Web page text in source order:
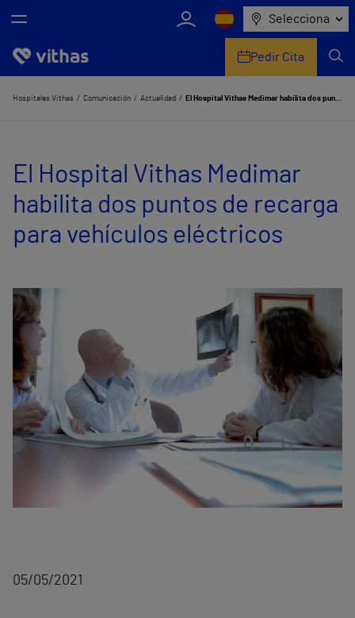
Selecciona
Nosotros
Servicios de salud
Equipo médico y asistencial
Información útil
Comunicación
Pedir Cita
Hospitales Vithas Comunicación Actualidad El Hospital Vithas Medimar habilita dos puntos de recarga para vehículos eléctricos
El Hospital Vithas Medimar
habilita dos puntos de recarga
para vehículos eléctricos
05/05/2021